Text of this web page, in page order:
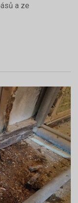
a ze